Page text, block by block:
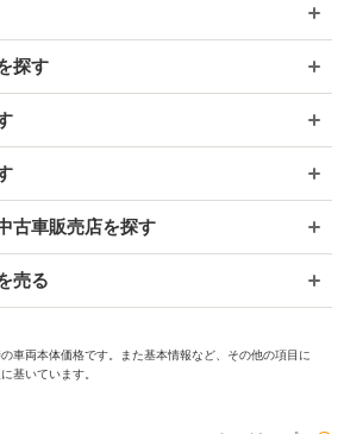
探す
古車販売店を探す
売る
車両本体価格です。また基本情報など、その他の項目に
基いています。